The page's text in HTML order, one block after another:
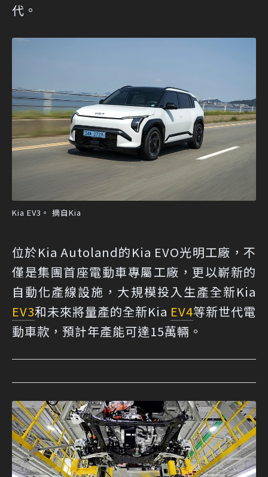
代。
Kia EV3。 摘自Kia
位於Kia Autoland的Kia EVO光明工廠，不
僅是集團首座電動車專屬工廠，更以嶄新的
自動化產線設施，大規模投入生產全新Kia
EV3和未來將量產的全新Kia EV4等新世代電
動車款，預計年產能可達15萬輛。